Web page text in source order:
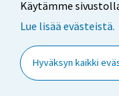
Käytämme
Lue lisää evästeistä.
Hyväksyn kaikki